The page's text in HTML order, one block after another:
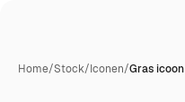
Home/Stock/Iconen/Gras icoon